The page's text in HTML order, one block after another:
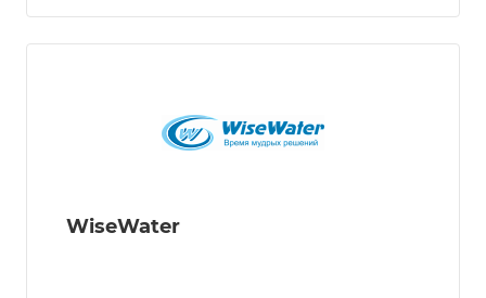
WiseWater